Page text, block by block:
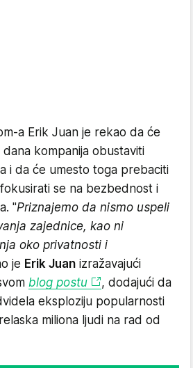
a Erik Juan je rekao da će
kompanija obustaviti
i da će umesto toga prebaciti
se na bezbednost i
"Priznajemo da nismo uspeli
zajednice, kao ni
oko privatnosti i
je Erik Juan izražavajući
blog postu
, dodajući da
eksploziju popularnosti
miliona ljudi na rad od